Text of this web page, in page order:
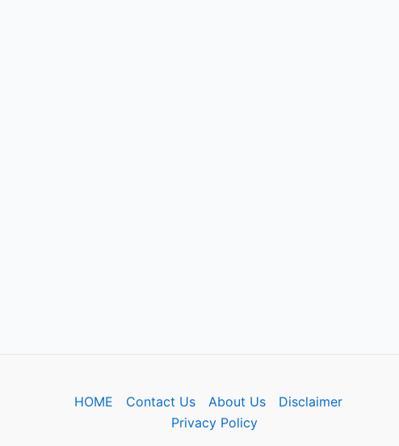
HOME Contact Us About Us
Disclaimer
Privacy Policy